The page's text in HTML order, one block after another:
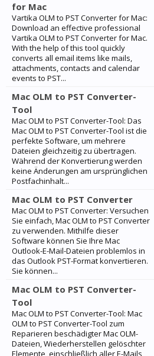
for Mac
Vartika OLM to PST Converter for Mac:
Download an effective professional
Vartika OLM to PST Converter for Mac.
With the help of this tool quickly
converts all email items like mails,
attachments, contacts and calendar
events to PST...
Mac OLM to PST Converter-
Tool
Mac OLM to PST Converter-Tool: Das
Mac OLM to PST Converter-Tool ist die
perfekte Software, um mehrere
Dateien gleichzeitig zu übertragen.
Während der Konvertierung werden
keine Änderungen am ursprünglichen
Postfachinhalt...
Mac OLM to PST Converter
Mac OLM to PST Converter: Versuchen
Sie einfach, Mac OLM to PST Converter
zu verwenden. Mithilfe dieser
Software können Sie Ihre Mac
Outlook-E-Mail-Dateien problemlos in
das Outlook PST-Format konvertieren.
Sie können...
Mac OLM to PST Converter-
Tool
Mac OLM to PST Converter-Tool: Mac
OLM to PST Converter-Tool zum
Reparieren beschädigter Mac OLM-
Dateien, Wiederherstellen gelöschter
Elemente, einschließlich aller E-Mails,